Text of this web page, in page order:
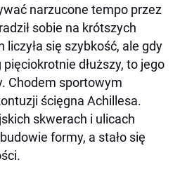
narzucone tempo przez
sobie na krótszych
się szybkość, ale gdy
dłuższy, to jego
Chodem sportowym
ścięgna Achillesa.
skwerach i ulicach
formy, a stało się